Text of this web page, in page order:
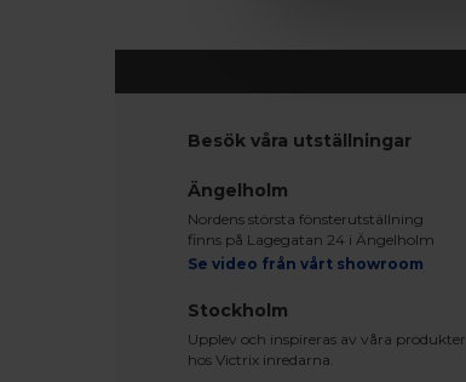
Besök våra utställningar
Ängelholm
Nordens största fönsterutställning
finns på Lagegatan 24 i Ängelholm
Se video från vårt showroom
Stockholm
Upplev och inspireras av våra produkter
hos Victrix inredarna.